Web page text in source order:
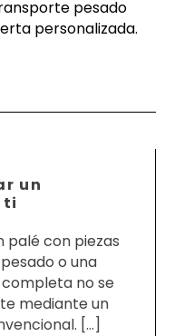
pesado
personalizada.
un
ti
palé con piezas
o una
no se
mediante un
[…]